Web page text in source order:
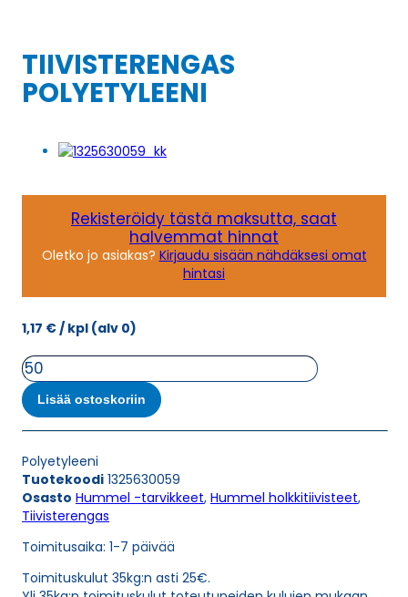
TIIVISTERENGAS
POLYETYLEENI
Rekisteröidy tästä maksutta, saat
halvemmat hinnat
Oletko jo asiakas? Kirjaudu sisään nähdäksesi omat
hintasi
1,17 €/ kpl (alv 0)
TIIVISTERENGAS
POLYETYLEENI
määrä
Lisää ostoskoriin
Polyetyleeni
Tuotekoodi 1325630059
Osasto Hummel -tarvikkeet, Hummel holkkitiivisteet,
Tiivisterengas
Toimitusaika: 1-7 päivää
Toimituskulut 35kg:n asti 25€.